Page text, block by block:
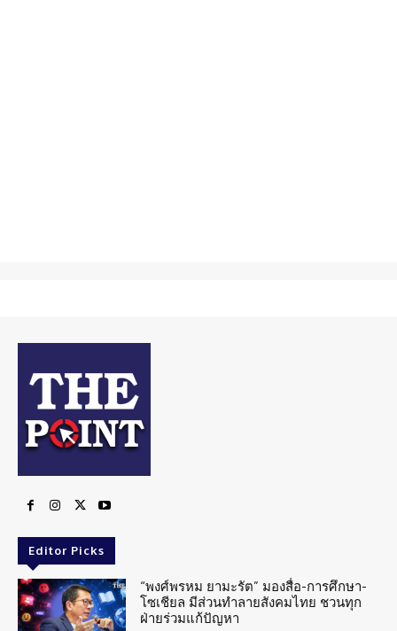
Editor Picks
“พงศ์พรหม ยามะรัต” มองสื่อ-การศึกษา-
โซเชียล มีส่วนทำลายสังคมไทย ชวนทุก
ฝ่ายร่วมแก้ปัญหา